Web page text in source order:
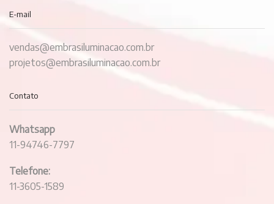
E-mail
vendas@embrasiluminacao.com.br
projetos@embrasiluminacao.com.br
Contato
Whatsapp
11-94746-7797
Telefone:
11-3605-1589